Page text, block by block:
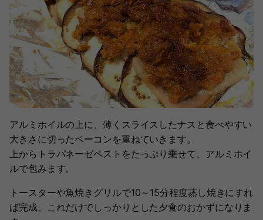
アルミホイルの上に、薄くスライスしたナスと食べやすい
大きさに切ったベーコンを重ねていきます。
上からトラパネーゼペストをたっぷり乗せて、アルミホイ
ルで包みます。
トースターや魚焼きグリルで10～15分程度蒸し焼きにすれ
ば完成。これだけでしっかりとした夕食のおかずになりま